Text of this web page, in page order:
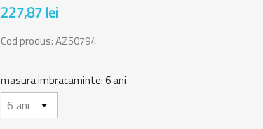
227,87 lei
Cod produs:AZ50794
masura imbracaminte: 6 ani